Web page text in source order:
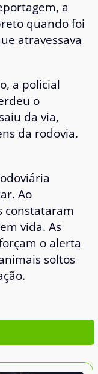
a
quando foi
atravessava
a policial
o
da via,
da rodovia.
Ao
constataram
vida. As
o alerta
soltos